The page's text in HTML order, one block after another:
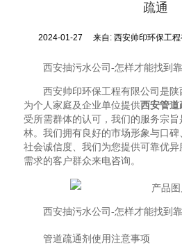
疏通
2024-01-27 来自:西安帅印环保工程
西安抽污水公司-怎样才能找到
西安帅印环保工程有限公司是
为个人家庭及企业单位提供西安管道
受所需群体的认可，我们的服务宗
林。我们拥有良好的市场形象与口
社会诚信度、我们为您提供可靠优
需求的客户群众来电咨询。
西安抽污水公司-怎样才能找到
管道疏通剂使用注意事项